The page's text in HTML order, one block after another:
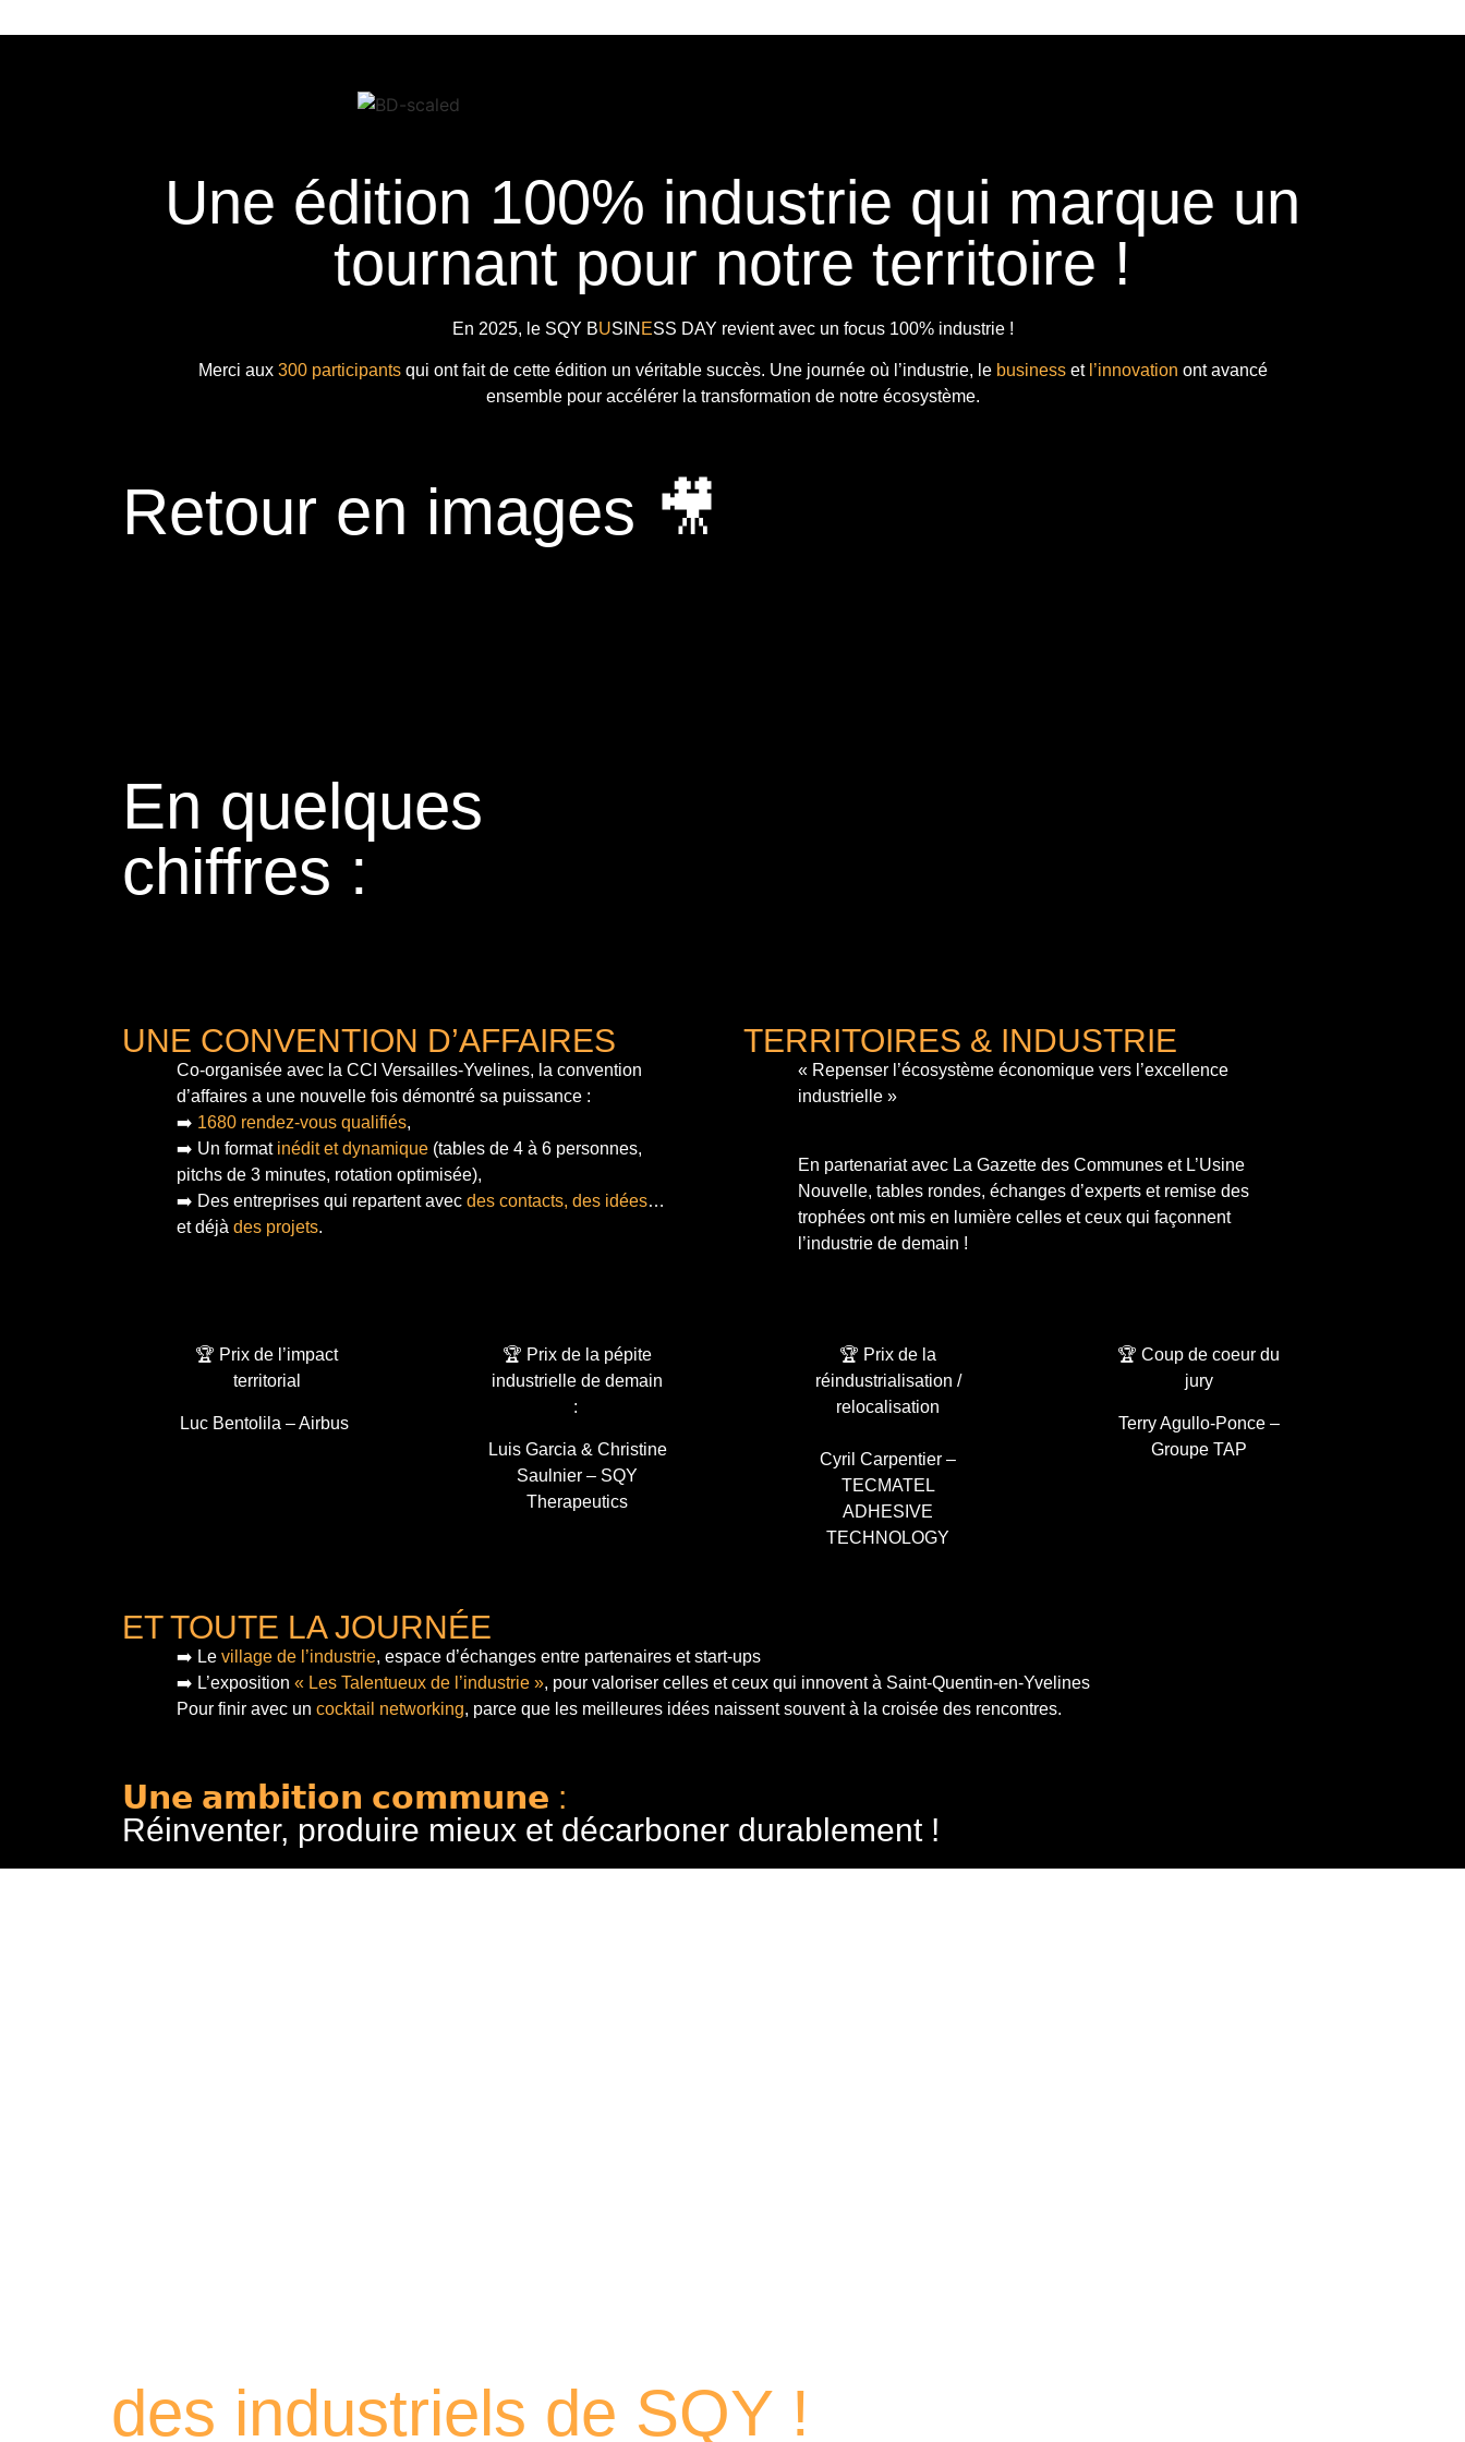
Une édition 100% industrie qui marque un
tournant pour notre territoire !
En 2025, le SQY BUSIN ESS DAY revient avec un focus 100% industrie !
Merci aux 300 participantsqui ont fait de cette édition un véritable succès. Une journée où l’industrie, le businesset l’innovation ont avancé
ensemble pour accélérer la transformation de notre écosystème.
Retour en images 🎥
En quelques
chiffres :
UNE CONVENTION D’AFFAIRES
Co-organisée avec la CCI Versailles-Yvelines, la convention
d’affaires a une nouvelle fois démontré sa puissance :
➡️ 1680 rendez-vous qualifiés,
➡️ Un format inédit et dynamique (tables de 4 à 6 personnes,
pitchs de 3 minutes, rotation optimisée),
➡️ Des entreprises qui repartent avec des contacts, des idées…
et déjà des projets.
TERRITOIRES & INDUSTRIE
« Repenser l’écosystème économique vers l’excellence
industrielle »
En partenariat avec La Gazette des Communes et L’Usine
Nouvelle, tables rondes, échanges d’experts et remise des
trophées ont mis en lumière celles et ceux qui façonnent
l’industrie de demain !
🏆 Prix de l’impact
territorial
Luc Bentolila – Airbus
🏆 Prix de la pépite
industrielle de demain
:
Luis Garcia & Christine
Saulnier – SQY
Therapeutics
🏆 Prix de la
réindustrialisation /
relocalisation
Cyril Carpentier –
TECMATEL
ADHESIVE
TECHNOLOGY
🏆 Coup de coeur du
jury
Terry Agullo-Ponce –
Groupe TAP
ET TOUTE LA JOURNÉE
➡️ Le village de l’industrie, espace d’échanges entre partenaires et start-ups
➡️ L’exposition « Les Talentueux de l’industrie », pour valoriser celles et ceux qui innovent à Saint-Quentin-en-Yvelines
Pour finir avec un cocktail networking, parce que les meilleures idées naissent souvent à la croisée des rencontres.
𝗨𝗻𝗲 𝗮𝗺𝗯𝗶𝘁𝗶𝗼𝗻 𝗰𝗼𝗺𝗺𝘂𝗻𝗲 :
Réinventer, produire mieux et décarboner durablement !
des industriels de SQY !